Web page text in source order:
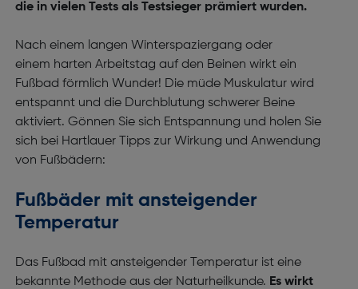
die in vielen Tests als Testsieger prämiert wurden.
Nach einem langen Winterspaziergang oder
einem harten Arbeitstag auf den Beinen wirkt ein
Fußbad förmlich Wunder! Die müde Muskulatur wird
entspannt und die Durchblutung schwerer Beine
aktiviert. Gönnen Sie sich Entspannung und holen Sie
sich bei Hartlauer Tipps zur Wirkung und Anwendung
von Fußbädern:
Fußbäder mit ansteigender
Temperatur
Das Fußbad mit ansteigender Temperatur ist eine
bekannte Methode aus der Naturheilkunde. Es wirkt